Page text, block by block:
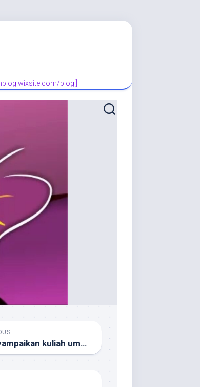
blog ]
Menyampaikan kuliah umum Teori Psikologi Sosial Kontemporer